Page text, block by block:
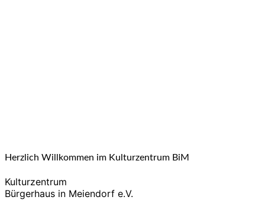
Herzlich Willkommen im Kulturzentrum BiM
Kulturzentrum
Bürgerhaus in Meiendorf e.V.